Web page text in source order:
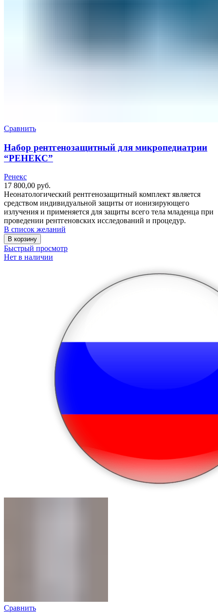
Сравнить
Набор рентгенозащитный для микропедиатрии
“РЕНЕКС”
Ренекс
17 800,00 руб.
Неонатологический рентгенозащитный комплект является
средством индивидуальной защиты от ионизирующего
излучения и применяется для защиты всего тела младенца при
проведении рентгеновских исследований и процедур.
В список желаний
В корзину
Быстрый просмотр
Нет в наличии
Сравнить